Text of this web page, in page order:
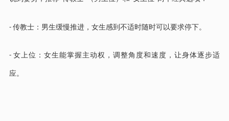
- 传教士：男生缓慢推进，女生感到不适时随时可以要求停下。
- 女上位：女生能掌握主动权，调整角度和速度，让身体逐步适
应。